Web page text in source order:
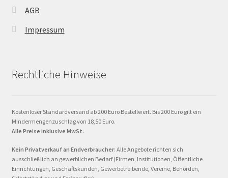
AGB
Impressum
Rechtliche Hinweise
Kostenloser Standardversand ab 200 Euro Bestellwert. Bis 200 Euro gilt ein
Mindermengenzuschlag von 18,50 Euro.
Alle Preise inklusive MwSt.
Kein Privatverkauf an Endverbraucher: Alle Angebote richten sich
ausschließlich an gewerblichen Bedarf (Firmen, Institutionen, Öffentliche
Einrichtungen, Geschäftskunden, Gewerbetreibende, Vereine, Behörden,